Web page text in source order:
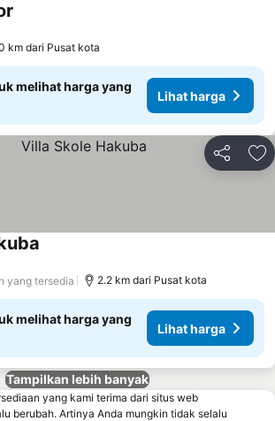
km dari Pusat kota
melihat harga yang
Lihat harga
Bagikan
yang tersedia 2.2 km dari Pusat kota
melihat harga yang
Lihat harga
Tampilkan lebih banyak
yang kami terima dari situs web
berubah. Artinya Anda mungkin tidak selalu